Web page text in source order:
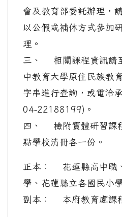
會及教育部委託辦理，
以公假或補休方式參加
理。
三、 相關課程資訊請
中教育大學原住民族教
字串進行查詢，或電洽
04-22188199)。
四、 檢附實體研習課
點學校清冊各一份。
正本： 花蓮縣高中職
學、花蓮縣立各國民小
副本： 本府教育處課